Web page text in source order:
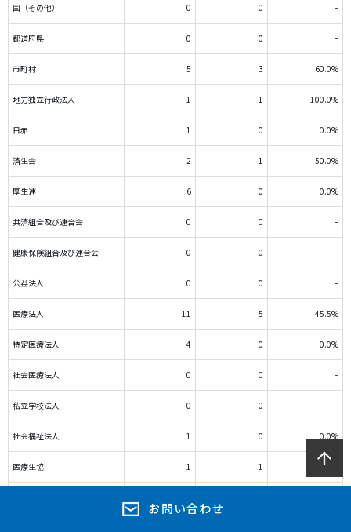
国（その他） 0 0 –
都道府県 0 0 –
市町村 5 3 60.0%
地方独立行政法人 1 1 100.0%
日赤 1 0 0.0%
済生会 2 1 50.0%
厚生連 6 0 0.0%
共済組合及び連合会 0 0 –
健康保険組合及び連合会 0 0 –
公益法人 0 0 –
医療法人 11 5 45.5%
特定医療法人 4 0 0.0%
社会医療法人 0 0 –
私立学校法人 0 0 –
社会福祉法人 1 0 0.0%
医療生協 1 1 100.0%
お問い合わせ